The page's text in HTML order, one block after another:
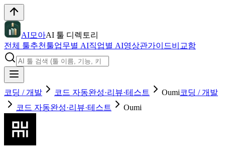
AI모아AI 툴 디렉토리
전체 툴추천툴업무별 AI직업별 AI영상관가이드비교함
코딩 / 개발 코드 자동완성·리뷰·테스트 Oumi코딩 / 개발
코드 자동완성·리뷰·테스트
Oumi